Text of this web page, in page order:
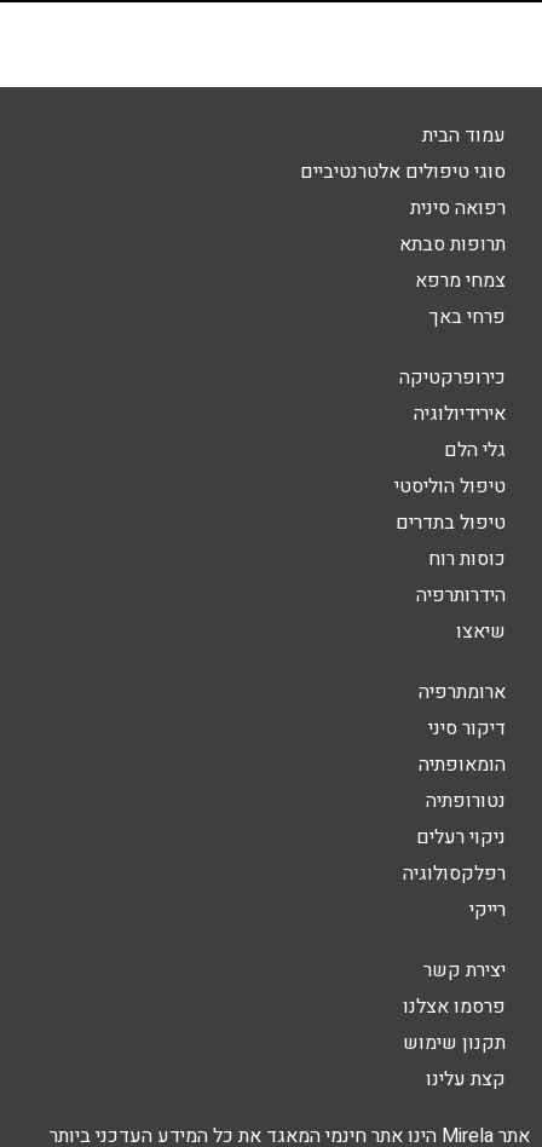
עמוד הבית
סוגי טיפולים אלטרנטיביים
רפואה סינית
תרופות סבתא
צמחי מרפא
פרחי באך
כירופרקטיקה
אירידיולוגיה
גלי הלם
טיפול הוליסטי
טיפול בתדרים
כוסות רוח
הידרותרפיה
שיאצו
ארומתרפיה
דיקור סיני
הומאופתיה
נטורופתיה
ניקוי רעלים
רפלקסולוגיה
רייקי
יצירת קשר
פרסמו אצלנו
תקנון שימוש
קצת עלינו
אתר Mirela הינו אתר חינמי המאגד את כל המידע העדכני ביותר